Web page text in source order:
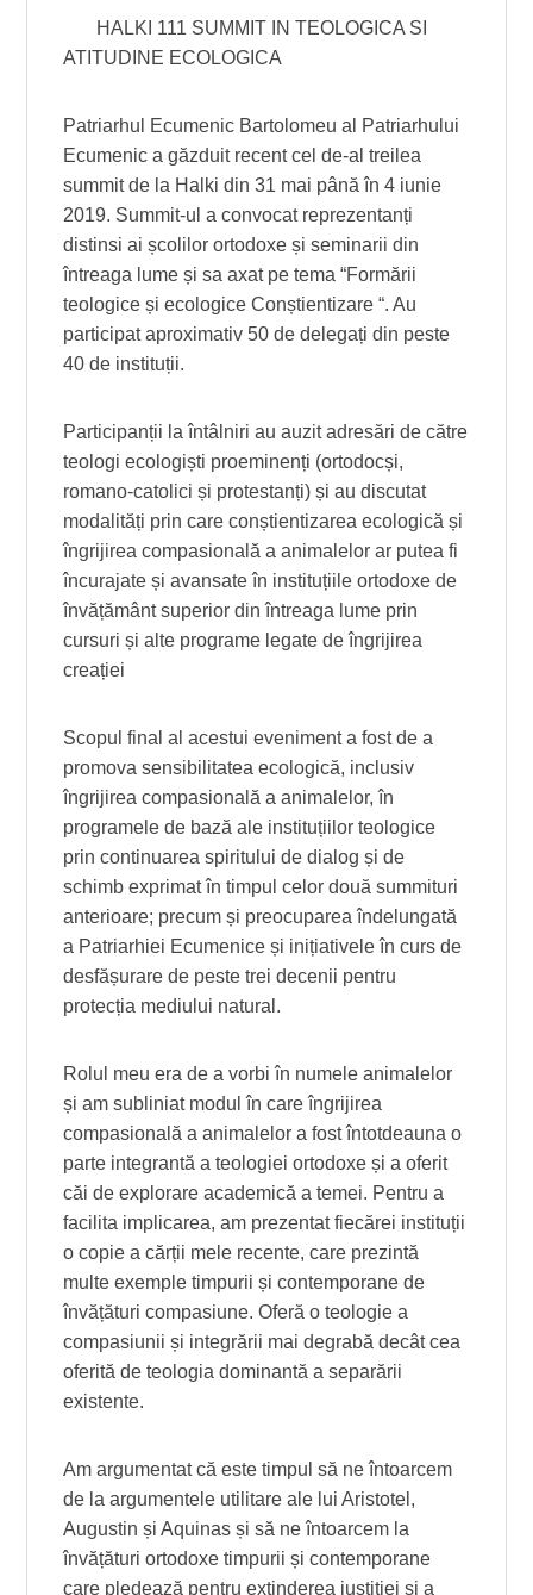
HALKI 111 SUMMIT IN TEOLOGICA SI
ATITUDINE ECOLOGICA
Patriarhul Ecumenic Bartolomeu al Patriarhului
Ecumenic a găzduit recent cel de-al treilea
summit de la Halki din 31 mai până în 4 iunie
2019. Summit-ul a convocat reprezentanți
distinsi ai școlilor ortodoxe și seminarii din
întreaga lume și sa axat pe tema “Formării
teologice și ecologice Conștientizare “. Au
participat aproximativ 50 de delegați din peste
40 de instituții.
Participanții la întâlniri au auzit adresări de către
teologi ecologiști proeminenți (ortodocși,
romano-catolici și protestanți) și au discutat
modalități prin care conștientizarea ecologică și
îngrijirea compasională a animalelor ar putea fi
încurajate și avansate în instituțiile ortodoxe de
învățământ superior din întreaga lume prin
cursuri și alte programe legate de îngrijirea
creației
Scopul final al acestui eveniment a fost de a
promova sensibilitatea ecologică, inclusiv
îngrijirea compasională a animalelor, în
programele de bază ale instituțiilor teologice
prin continuarea spiritului de dialog și de
schimb exprimat în timpul celor două summituri
anterioare; precum și preocuparea îndelungată
a Patriarhiei Ecumenice și inițiativele în curs de
desfășurare de peste trei decenii pentru
protecția mediului natural.
Rolul meu era de a vorbi în numele animalelor
și am subliniat modul în care îngrijirea
compasională a animalelor a fost întotdeauna o
parte integrantă a teologiei ortodoxe și a oferit
căi de explorare academică a temei. Pentru a
facilita implicarea, am prezentat fiecărei instituții
o copie a cărții mele recente, care prezintă
multe exemple timpurii și contemporane de
învățături compasiune. Oferă o teologie a
compasiunii și integrării mai degrabă decât cea
oferită de teologia dominantă a separării
existente.
Am argumentat că este timpul să ne întoarcem
de la argumentele utilitare ale lui Aristotel,
Augustin și Aquinas și să ne întoarcem la
învățături ortodoxe timpurii și contemporane
care pledează pentru extinderea justiției și a